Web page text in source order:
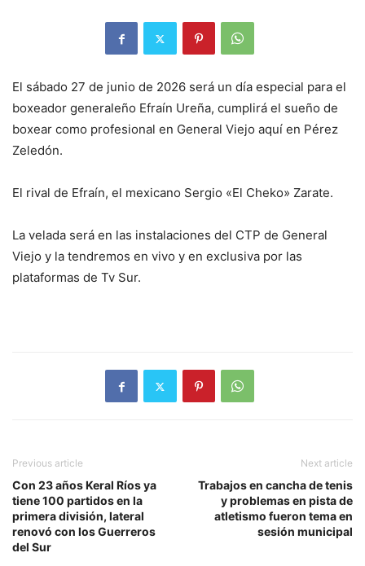
El sábado 27 de junio de 2026 será un día especial para el
boxeador generaleño Efraín Ureña, cumplirá el sueño de
boxear como profesional en General Viejo aquí en Pérez
Zeledón.
El rival de Efraín, el mexicano Sergio «El Cheko» Zarate.
La velada será en las instalaciones del CTP de General
Viejo y la tendremos en vivo y en exclusiva por las
plataformas de Tv Sur.
Previous article
Con 23 años Keral Ríos ya
tiene 100 partidos en la
primera división, lateral
renovó con los Guerreros
del Sur
Next article
Trabajos en cancha de tenis
y problemas en pista de
atletismo fueron tema en
sesión municipal